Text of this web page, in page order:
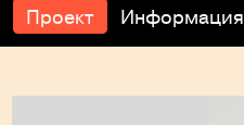
Проект Информация